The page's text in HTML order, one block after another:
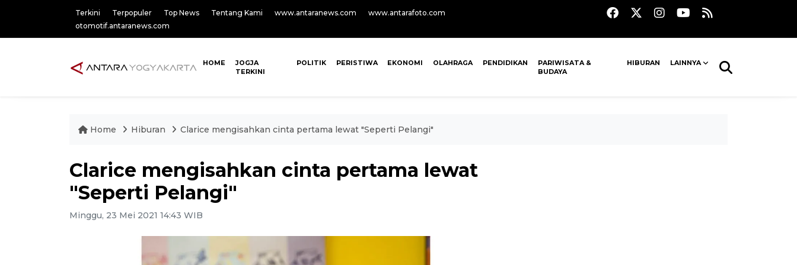
Terkini Terpopuler Top News Tentang Kami www.antaranews.com
www.antarafoto.com
otomotif.antaranews.com
HOME
JOGJA
TERKINI
POLITIK PERISTIWA EKONOMI OLAHRAGA PENDIDIKAN
PARIWISATA &
BUDAYA
HIBURAN LAINNYA
Home Hiburan Clarice mengisahkan cinta pertama lewat "Seperti Pelangi"
Clarice mengisahkan cinta pertama lewat
"Seperti Pelangi"
Minggu, 23 Mei 2021 14:43 WIB